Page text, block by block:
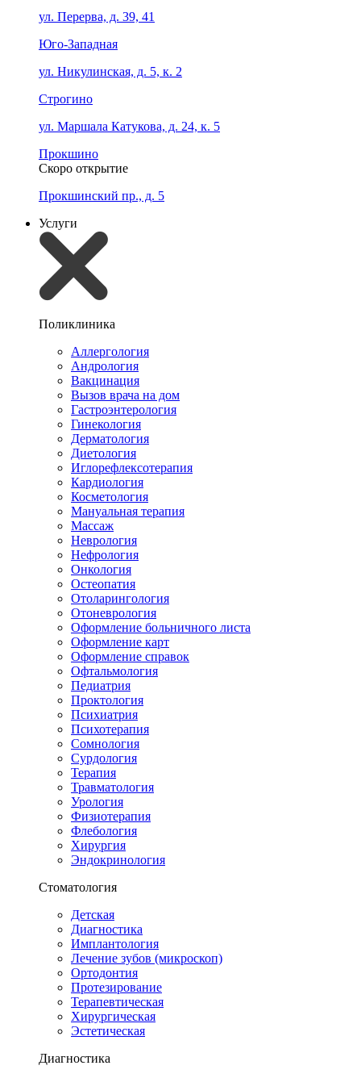
ул. Перерва, д. 39, 41
Юго-Западная
ул. Никулинская, д. 5, к. 2
Строгино
ул. Маршала Катукова, д. 24, к. 5
Прокшино
Скоро открытие
Прокшинский пр., д. 5
Услуги
Поликлиника
Аллергология
Андрология
Вакцинация
Вызов врача на дом
Гастроэнтерология
Гинекология
Дерматология
Диетология
Иглорефлексотерапия
Кардиология
Косметология
Мануальная терапия
Массаж
Неврология
Нефрология
Онкология
Остеопатия
Отоларингология
Отоневрология
Оформление больничного листа
Оформление карт
Оформление справок
Офтальмология
Педиатрия
Проктология
Психиатрия
Психотерапия
Сомнология
Сурдология
Терапия
Травматология
Урология
Физиотерапия
Флебология
Хирургия
Эндокринология
Стоматология
Детская
Диагностика
Имплантология
Лечение зубов (микроскоп)
Ортодонтия
Протезирование
Терапевтическая
Хирургическая
Эстетическая
Диагностика